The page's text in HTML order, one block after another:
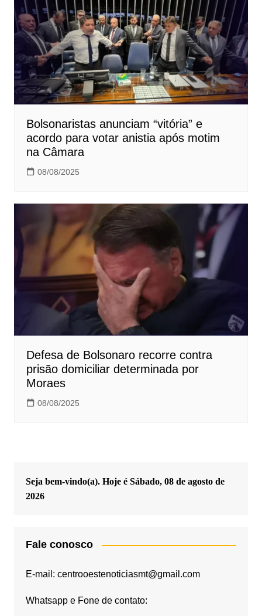
Bolsonaristas anunciam “vitória” e
acordo para votar anistia após motim
na Câmara
08/08/2025
Defesa de Bolsonaro recorre contra
prisão domiciliar determinada por
Moraes
08/08/2025
Seja bem-vindo(a). Hoje é Sábado, 08 de agosto de
2026
Fale conosco
E-mail: centrooestenoticiasmt@gmail.com
Whatsapp e Fone de contato: